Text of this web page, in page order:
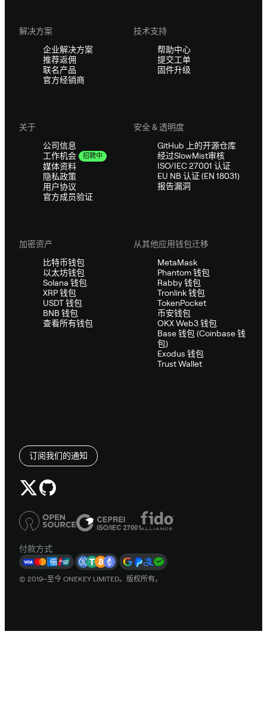
解决方案
企业解决方案
推荐返佣
联名产品
官方经销商
技术支持
帮助中心
提交工单
固件升级
关于
公司信息
工作机会
招聘中
媒体资料
隐私政策
用户协议
官方成员验证
安全 & 透明度
GitHub 上的开源仓库
经过SlowMist审核
ISO/IEC 27001 认证
EU NB 认证 (EN 18031)
报告漏洞
加密资产
比特币钱包
以太坊钱包
Solana 钱包
XRP 钱包
USDT 钱包
BNB 钱包
查看所有钱包
从其他应用钱包迁移
MetaMask
Phantom 钱包
Rabby 钱包
Tronlink 钱包
TokenPocket
币安钱包
OKX Web3 钱包
Base 钱包 (Coinbase 钱
包)
Exodus 钱包
Trust Wallet
订阅我们的通知
付款方式
© 2019–至今 ONEKEY LIMITED。版权所有。